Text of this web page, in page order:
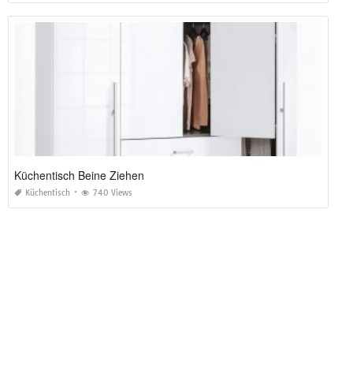
Küchentisch Beine Ziehen
Küchentisch 740 Views